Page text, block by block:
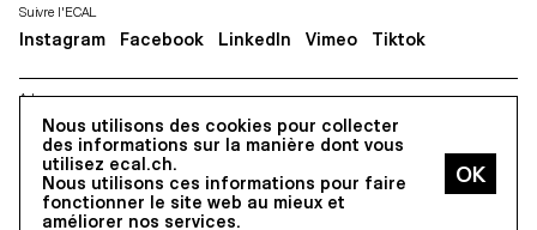
Nous utilisons des cookies pour collecter
des informations sur la manière dont vous
utilisez ecal.ch.
Nous utilisons ces informations pour faire
fonctionner le site web au mieux et
améliorer nos services.
Adresse
5, avenue du Temple, CH-1020 Renens
Suivre l'ECAL
Instagram Facebook LinkedIn Vimeo Tiktok
Tous droits réservés @2026
Contact Impressum Hub Presse